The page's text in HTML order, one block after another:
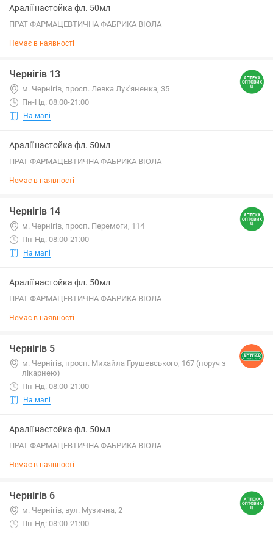
Аралії настойка фл. 50мл
ПРАТ ФАРМАЦЕВТИЧНА ФАБРИКА ВІОЛА
Немає в наявності
Чернігів 13
м. Чернігів, просп. Левка Лук'яненка, 35
Пн-Нд: 08:00-21:00
На мапі
Аралії настойка фл. 50мл
ПРАТ ФАРМАЦЕВТИЧНА ФАБРИКА ВІОЛА
Немає в наявності
Чернігів 14
м. Чернігів, просп. Перемоги, 114
Пн-Нд: 08:00-21:00
На мапі
Аралії настойка фл. 50мл
ПРАТ ФАРМАЦЕВТИЧНА ФАБРИКА ВІОЛА
Немає в наявності
Чернігів 5
м. Чернігів, просп. Михайла Грушевського, 167 (поруч з
лікарнею)
Пн-Нд: 08:00-21:00
На мапі
Аралії настойка фл. 50мл
ПРАТ ФАРМАЦЕВТИЧНА ФАБРИКА ВІОЛА
Немає в наявності
Чернігів 6
м. Чернігів, вул. Музична, 2
Пн-Нд: 08:00-21:00